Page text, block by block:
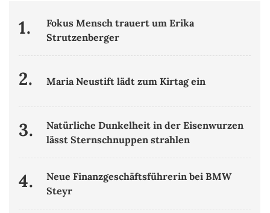
1.
Fokus Mensch trauert um Erika
Strutzenberger
2. Maria Neustift lädt zum Kirtag ein
3.
Natürliche Dunkelheit in der Eisenwurzen
lässt Sternschnuppen strahlen
4.
Neue Finanzgeschäftsführerin bei BMW
Steyr